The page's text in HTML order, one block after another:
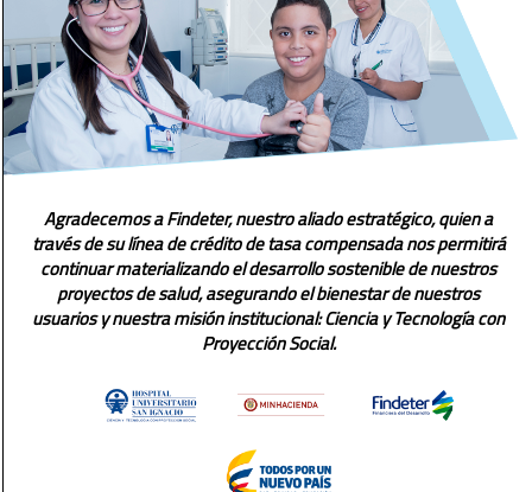
Agradecemos a Findeter, nuestro aliado estratégico, quien a
través de su línea de crédito de tasa compensada nos permitirá
continuar materializando el desarrollo sostenible de nuestros
proyectos de salud, asegurando el bienestar de nuestros
usuarios y nuestra misión institucional: Ciencia y Tecnología con
Proyección Social.